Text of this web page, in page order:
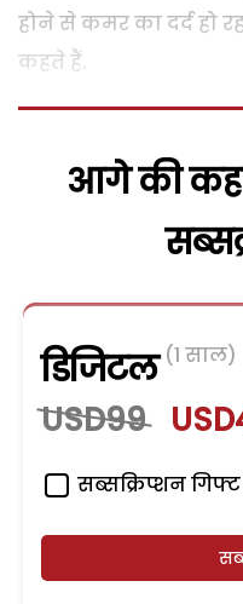
होने से कमर का दर्द हो
कहते हैं.
आगे की
डिजिटल (1 साल)
USD99
सब्सक्रिप्शन